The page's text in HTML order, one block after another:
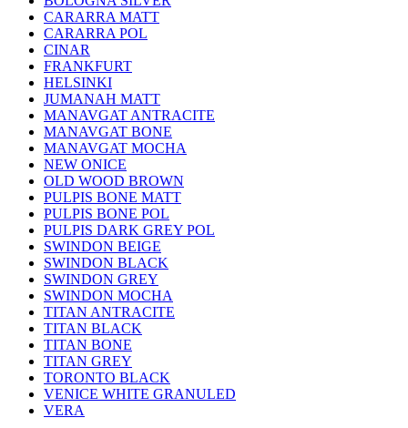
CARARRA MATT
CARARRA POL
CINAR
FRANKFURT
HELSINKI
JUMANAH MATT
MANAVGAT ANTRACITE
MANAVGAT BONE
MANAVGAT MOCHA
NEW ONICE
OLD WOOD BROWN
PULPIS BONE MATT
PULPIS BONE POL
PULPIS DARK GREY POL
SWINDON BEIGE
SWINDON BLACK
SWINDON GREY
SWINDON MOCHA
TITAN ANTRACITE
TITAN BLACK
TITAN BONE
TITAN GREY
TORONTO BLACK
VENICE WHITE GRANULED
VERA